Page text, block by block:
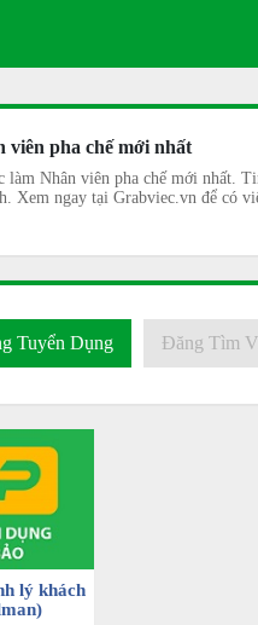
viên pha chế mới nhất
làm Nhân viên pha chế mới nhất.
Xem ngay tại Grabviec.vn để có
Tuyển Dụng Đăng Tìm
lý khách